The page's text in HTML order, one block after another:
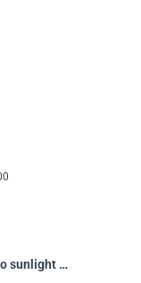
sunlight …